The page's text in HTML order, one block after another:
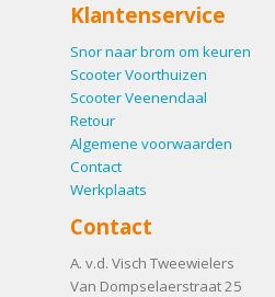
Klantenservice
Snor naar brom om keuren
Scooter Voorthuizen
Scooter Veenendaal
Retour
Algemene voorwaarden
Contact
Werkplaats
Contact
A. v.d. Visch Tweewielers
Van Dompselaerstraat 25